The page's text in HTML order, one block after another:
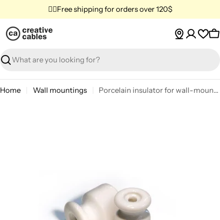
to
content
✌🏼Free shipping for orders over 120$
Search
Home Wall mountings
Porcelain insulator for wall-mounted installation 18 mm - White
media 0 in modal